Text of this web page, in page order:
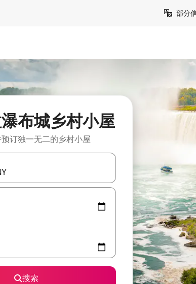
部分
布城乡村小屋
订独一无二的乡村小屋
用上下方向键查看，或通过点击或滑动手势浏览。
搜索